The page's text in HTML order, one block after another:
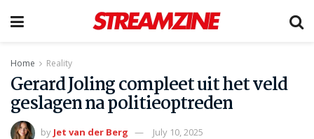
Home Reality
Gerard Joling compleet uit het veld
geslagen na politieoptreden
by Jet van der Berg July 10, 2025